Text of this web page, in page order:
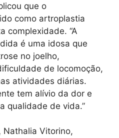
que o
como artroplastia
complexidade. “A
é uma idosa que
no joelho,
de locomoção,
atividades diárias.
tem alívio da dor e
qualidade de vida.”
Vitorino,